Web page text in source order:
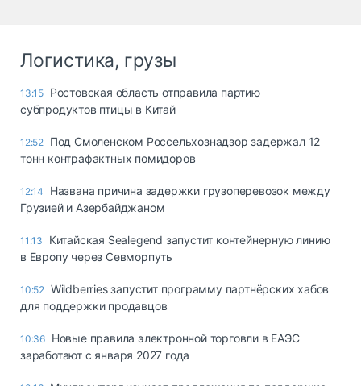
Логистика, грузы
13:15 Ростовская область отправила партию
субпродуктов птицы в Китай
12:52 Под Смоленском Россельхознадзор задержал 12
тонн контрафактных помидоров
12:14
Названа причина задержки грузоперевозок между
Грузией и Азербайджаном
11:13
Китайская Sealegend запустит контейнерную линию
в Европу через Севморпуть
10:52 Wildberries запустит программу партнёрских хабов
для поддержки продавцов
10:36 Новые правила электронной торговли в ЕАЭС
заработают с января 2027 года